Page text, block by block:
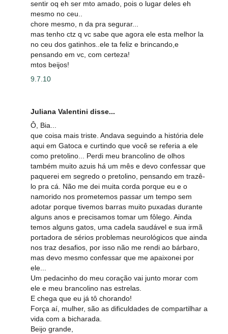
sentir oq eh ser mto amado, pois o lugar deles eh
mesmo no ceu..
chore mesmo, n da pra segurar...
mas tenho ctz q vc sabe que agora ele esta melhor la
no ceu dos gatinhos..ele ta feliz e brincando,e
pensando em vc, com certeza!
mtos beijos!
9.7.10
Juliana Valentini disse...
Ô, Bia...
que coisa mais triste. Andava seguindo a história dele
aqui em Gatoca e curtindo que você se referia a ele
como pretolino... Perdi meu brancolino de olhos
também muito azuis há um mês e devo confessar que
paquerei em segredo o pretolino, pensando em trazê-
lo pra cá. Não me dei muita corda porque eu e o
namorido nos prometemos passar um tempo sem
adotar porque tivemos barras muito puxadas durante
alguns anos e precisamos tomar um fôlego. Ainda
temos alguns gatos, uma cadela saudável e sua irmã
portadora de sérios problemas neurológicos que ainda
nos traz desafios, por isso não me rendi ao bárbaro,
mas devo mesmo confessar que me apaixonei por
ele...
Um pedacinho do meu coração vai junto morar com
ele e meu brancolino nas estrelas.
E chega que eu já tô chorando!
Força aí, mulher, são as dificuldades de compartilhar a
vida com a bicharada.
Beijo grande,